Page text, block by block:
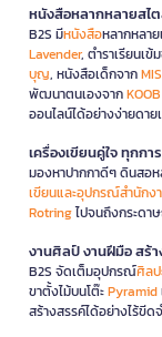
หนังสือหลากหลายสไ
B2S มีหนังสือหลากหลา
Lavender, ตำราเรียนเข้
บุญ, หนังสือเด็กจากMIS
พัฒนาตนเองจากKOOB
ออนไลน์ได้อย่างง่ายดา
เครื่องเขียนคู่ใจ ทุกกา
มองหาปากกาดีๆ ดินสอ
เขียนและอุปกรณ์สำนักง
Rotringไปจนถึงกระดา
งานศิลป์ งานฝีมือ สร้
B2S จัดเต็มอุปกรณ์ศิลป
ขาตั้งไม้บนโต๊ะPyramid
สร้างสรรค์ได้อย่างไร้ขีด